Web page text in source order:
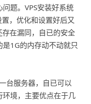
题。VPS安装好系统
，优化和设置好后又
在漏同，自已的安全
1G的内存动不动就只
台服务器，自已可以
境，主要优点在于几